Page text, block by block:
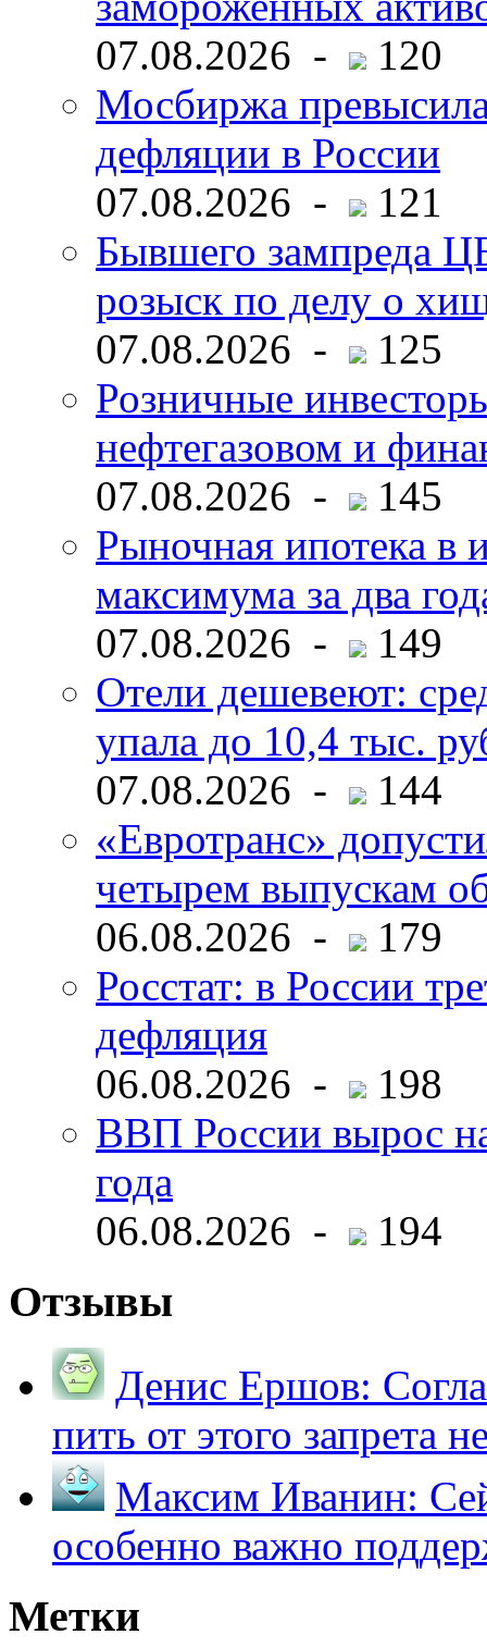
07.08.2026 -
120
Мосбиржа
дефляции в России
07.08.2026 -
121
Бывшего зампреда
розыск по делу о
07.08.2026 -
125
Розничные
нефтегазовом и
07.08.2026 -
145
Рыночная ипотека в
максимума за два
07.08.2026 -
149
Отели дешевеют:
упала до 10,4 тыс.
07.08.2026 -
144
«Евротранс»
четырем выпускам
06.08.2026 -
179
Росстат: в России
дефляция
06.08.2026 -
198
ВВП России вырос
года
06.08.2026 -
194
Отзывы
Денис Ершов:
пить от этого запрета
Максим Иванин:
особенно важно
Метки